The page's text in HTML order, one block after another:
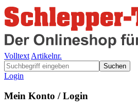
Volltext Artikelnr.
Suchen
Login
Mein Konto / Login